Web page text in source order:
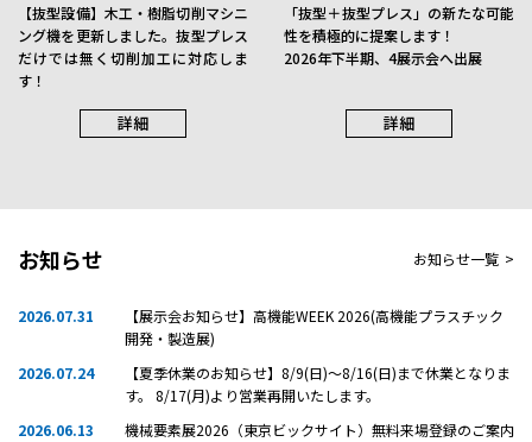
【抜型設備】木工・樹脂切削マシニ
ング機を更新しました。抜型プレス
だけでは無く切削加工に対応しま
す！
詳細
「抜型＋抜型プレス」の新たな可能
性を積極的に提案します！
2026年下半期、4展示会へ出展
詳細
お知らせ お知らせ一覧 >
2026.07.31
【展示会お知らせ】高機能WEEK 2026(高機能プラスチック
開発・製造展)
2026.07.24
【夏季休業のお知らせ】8/9(日)～8/16(日)まで休業となりま
す。 8/17(月)より営業再開いたします。
2026.06.13
機械要素展2026（東京ビックサイト）無料来場登録のご案内